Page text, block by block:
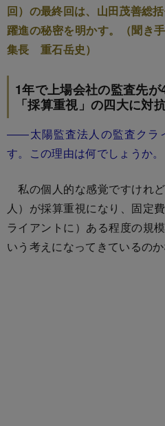
回）の最終回は、山田茂善総
躍進の秘密を明かす。（聞き
集長 重石岳史）
1年で上場会社の監査先が
「採算重視」の四大に対
――太陽監査法人の監査クラ
す。この理由は何でしょうか。
私の個人的な感覚ですけれ
人）が採算重視になり、固定
ライアントに）ある程度の規
いう考えになってきているのか